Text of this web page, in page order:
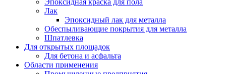
Эпоксидная краска для пола
Лак
Эпоксидный лак для металла
Обеспыливающие покрытия для металла
Шпатлевка
Для открытых площадок
Для бетона и асфальта
Области применения